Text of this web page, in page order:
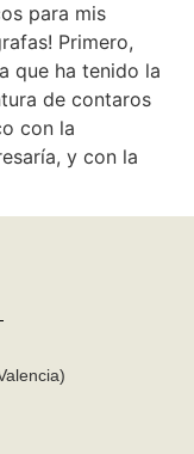
para mis
Primero,
que ha tenido la
de contaros
con la
y con la